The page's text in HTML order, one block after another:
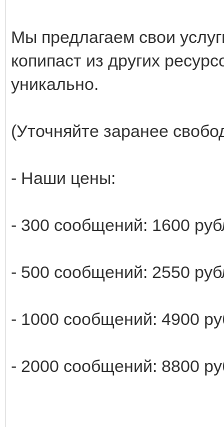
Мы предлагаем свои
копипаст из других
уникально.
(Уточняйте заранее
- Наши цены:
- 300 сообщений: 1600
- 500 сообщений: 2550
- 1000 сообщений: 4900
- 2000 сообщений: 8800